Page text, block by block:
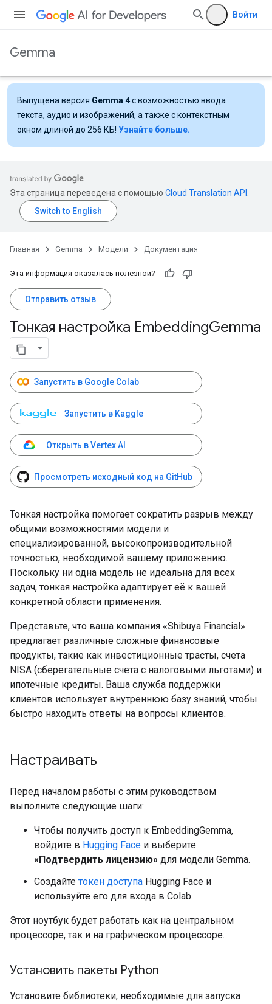
Войти
Gemma
Выпущена версия Gemma 4с возможностью ввода
текста, аудио и изображений, а также с контекстным
окном длиной до 256 КБ! Узнайте больше.
Эта страница переведена с помощью Cloud Translation API
Главная Gemma Модели Документация
Эта информация оказалась полезной?
Отправить отзыв
Тонкая настройка EmbeddingGemma
Запустить в Google Colab
Запустить в Kaggle
Открыть в Vertex AI
Просмотреть исходный код на GitHub
Тонкая настройка помогает сократить разрыв между
общими возможностями модели и
специализированной, высокопроизводительной
точностью, необходимой вашему приложению.
Поскольку ни одна модель не идеальна для всех
задач, тонкая настройка адаптирует её к вашей
конкретной области применения.
Представьте, что ваша компания «Shibuya Financial»
предлагает различные сложные финансовые
продукты, такие как инвестиционные трасты, счета
NISA (сберегательные счета с налоговыми льготами) и
ипотечные кредиты. Ваша служба поддержки
клиентов использует внутреннюю базу знаний, чтобы
быстро находить ответы на вопросы клиентов.
Настраивать
Перед началом работы с этим руководством
выполните следующие шаги:
Чтобы получить доступ к EmbeddingGemma,
войдите в Hugging Face и выберите
«Подтвердить лицензию» для модели Gemma.
Создайте токен доступа Hugging Face и
используйте его для входа в Colab.
Этот ноутбук будет работать как на центральном
процессоре, так и на графическом процессоре.
Установить пакеты Python
Установите библиотеки, необходимые для запуска